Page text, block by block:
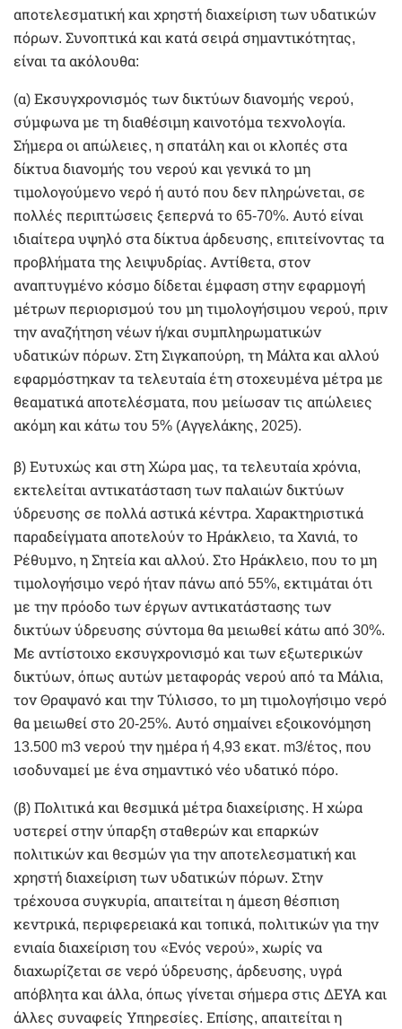
αποτελεσματική και χρηστή διαχείριση των υδατικών
πόρων. Συνοπτικά και κατά σειρά σημαντικότητας,
είναι τα ακόλουθα:
(α) Εκσυγχρονισμός των δικτύων διανομής νερού,
σύμφωνα με τη διαθέσιμη καινοτόμα τεχνολογία.
Σήμερα οι απώλειες, η σπατάλη και οι κλοπές στα
δίκτυα διανομής του νερού και γενικά το μη
τιμολογούμενο νερό ή αυτό που δεν πληρώνεται, σε
πολλές περιπτώσεις ξεπερνά το 65-70%. Αυτό είναι
ιδιαίτερα υψηλό στα δίκτυα άρδευσης, επιτείνοντας τα
προβλήματα της λειψυδρίας. Αντίθετα, στον
αναπτυγμένο κόσμο δίδεται έμφαση στην εφαρμογή
μέτρων περιορισμού του μη τιμολογήσιμου νερού, πριν
την αναζήτηση νέων ή/και συμπληρωματικών
υδατικών πόρων. Στη Σιγκαπούρη, τη Μάλτα και αλλού
εφαρμόστηκαν τα τελευταία έτη στοχευμένα μέτρα με
θεαματικά αποτελέσματα, που μείωσαν τις απώλειες
ακόμη και κάτω του 5% (Αγγελάκης, 2025).
β) Ευτυχώς και στη Χώρα μας, τα τελευταία χρόνια,
εκτελείται αντικατάσταση των παλαιών δικτύων
ύδρευσης σε πολλά αστικά κέντρα. Χαρακτηριστικά
παραδείγματα αποτελούν το Ηράκλειο, τα Χανιά, το
Ρέθυμνο, η Σητεία και αλλού. Στο Ηράκλειο, που το μη
τιμολογήσιμο νερό ήταν πάνω από 55%, εκτιμάται ότι
με την πρόοδο των έργων αντικατάστασης των
δικτύων ύδρευσης σύντομα θα μειωθεί κάτω από 30%.
Με αντίστοιχο εκσυγχρονισμό και των εξωτερικών
δικτύων, όπως αυτών μεταφοράς νερού από τα Μάλια,
τον Θραψανό και την Τύλισσο, το μη τιμολογήσιμο νερό
θα μειωθεί στο 20-25%. Αυτό σημαίνει εξοικονόμηση
13.500 m3 νερού την ημέρα ή 4,93 εκατ. m3/έτος, που
ισοδυναμεί με ένα σημαντικό νέο υδατικό πόρο.
(β) Πολιτικά και θεσμικά μέτρα διαχείρισης. Η χώρα
υστερεί στην ύπαρξη σταθερών και επαρκών
πολιτικών και θεσμών για την αποτελεσματική και
χρηστή διαχείριση των υδατικών πόρων. Στην
τρέχουσα συγκυρία, απαιτείται η άμεση θέσπιση
κεντρικά, περιφερειακά και τοπικά, πολιτικών για την
ενιαία διαχείριση του «Ενός νερού», χωρίς να
διαχωρίζεται σε νερό ύδρευσης, άρδευσης, υγρά
απόβλητα και άλλα, όπως γίνεται σήμερα στις ΔΕΥΑ και
άλλες συναφείς Υπηρεσίες. Επίσης, απαιτείται η